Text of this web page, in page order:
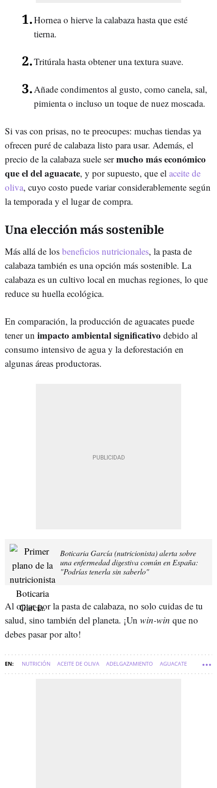
Hornea o hierve la calabaza hasta que esté
tierna.
Tritúrala hasta obtener una textura suave.
Añade condimentos al gusto, como canela, sal,
pimienta o incluso un toque de nuez moscada.
Si vas con prisas, no te preocupes: muchas tiendas ya
ofrecen puré de calabaza listo para usar. Además, el
precio de la calabaza suele sermucho más económico
que el del aguacate, y por supuesto, que el aceite de
oliva, cuyo costo puede variar considerablemente según
la temporada y el lugar de compra.
Una elección más sostenible
Más allá de los beneficios nutricionales, la pasta de
calabaza también es una opción más sostenible. La
calabaza es un cultivo local en muchas regiones, lo que
reduce su huella ecológica.
En comparación, la producción de aguacates puede
tener un impacto ambiental significativo debido al
consumo intensivo de agua y la deforestación en
algunas áreas productoras.
Boticaria García (nutricionista) alerta sobre
una enfermedad digestiva común en España:
"Podrías tenerla sin saberlo"
Al optar por la pasta de calabaza, no solo cuidas de tu
salud, sino también del planeta. ¡Un win-win que no
debes pasar por alto!
NUTRICIÓN ACEITE DE OLIVA ADELGAZAMIENTO AGUACATE